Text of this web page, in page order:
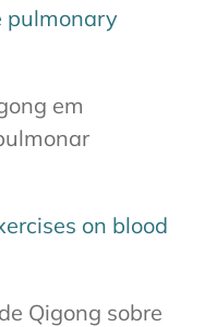
pulmonary
em
on blood
Qigong sobre